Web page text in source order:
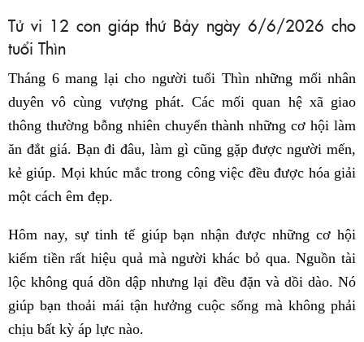
Tử vi 12 con giáp thứ Bảy ngày 6/6/2026 cho
tuổi Thìn
Tháng 6 mang lại cho người tuổi Thìn những mối nhân
duyên vô cùng vượng phát. Các mối quan hệ xã giao
thông thường bỗng nhiên chuyển thành những cơ hội làm
ăn đắt giá. Bạn đi đâu, làm gì cũng gặp được người mến,
kẻ giúp. Mọi khúc mắc trong công việc đều được hóa giải
một cách êm đẹp.
Hôm nay, sự tinh tế giúp bạn nhận được những cơ hội
kiếm tiền rất hiệu quả mà người khác bỏ qua. Nguồn tài
lộc không quá dồn dập nhưng lại đều đặn và dồi dào. Nó
giúp bạn thoải mái tận hưởng cuộc sống mà không phải
chịu bất kỳ áp lực nào.